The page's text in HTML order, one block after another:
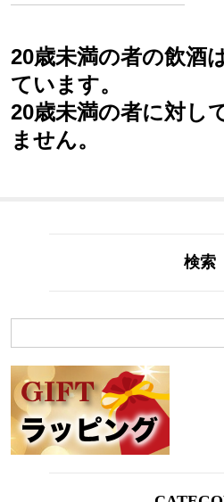
20歳未満の者の飲酒
ています。
20歳未満の者に対し
ません。
検索